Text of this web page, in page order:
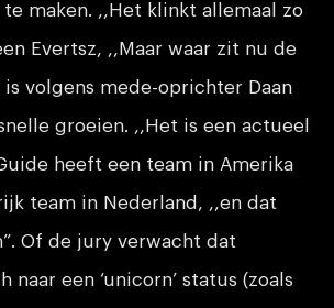
maken. ,,Het klinkt allemaal zo
Evertsz, ,,Maar waar zit nu de
is volgens mede-oprichter Daan
groeien. ,,Het is een actueel
heeft een team in Amerika
team in Nederland, ,,en dat
Of de jury verwacht dat
naar een ‘unicorn’ status (zoals